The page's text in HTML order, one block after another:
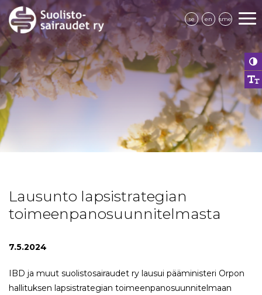
se en sme
Lausunto lapsistrategian
toimeenpanosuunnitelmasta
7.5.2024
IBD ja muut suolistosairaudet ry lausui pääministeri Orpon
hallituksen lapsistrategian toimeenpanosuunnitelmaan